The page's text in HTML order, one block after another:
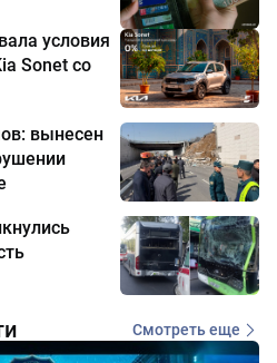
условия
Sonet со
вынесен
Смотреть еще